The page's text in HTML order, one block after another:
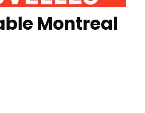
Montreal